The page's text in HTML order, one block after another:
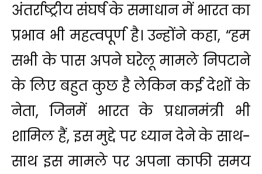
अंतर्राष्ट्रीय संघर्ष के समाधान में भारत का
प्रभाव भी महत्वपूर्ण है। उन्होंने कहा, “हम
सभी के पास अपने घरेलू मामले निपटाने
के लिए बहुत कुछ है लेकिन कई देशों के
नेता, जिनमें भारत के प्रधानमंत्री भी
शामिल हैं, इस मुद्दे पर ध्यान देने के साथ-
साथ इस मामले पर अपना काफी समय